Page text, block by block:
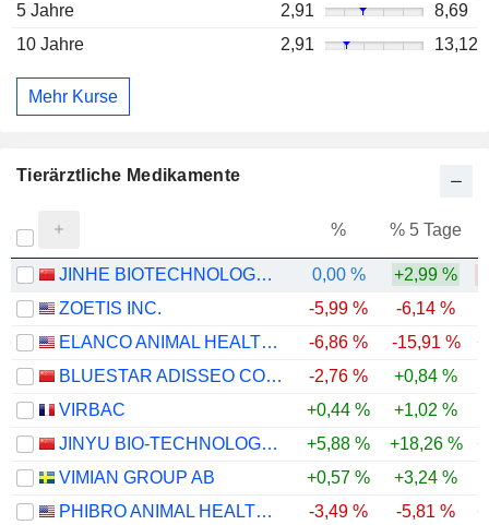
5 Jahre
2,91
8,69
10 Jahre
2,91 13,12
Mehr Kurse
Tierärztliche Medikamente
% % 5 Tage
JINHE BIOTECHNOLOGY CO., LTD. 0,00 % +2,99 %
ZOETIS INC.
-5,99 % -6,14 %
ELANCO ANIMAL HEALTH INCORPORATED
-6,86 % -15,91 %
BLUESTAR ADISSEO COMPANY
-2,76 % +0,84 %
VIRBAC
+0,44 % +1,02 %
JINYU BIO-TECHNOLOGY CO., LTD.
+5,88 % +18,26 %
VIMIAN GROUP AB
+0,57 % +3,24 %
PHIBRO ANIMAL HEALTH CORPORATION
-3,49 % -5,81 %